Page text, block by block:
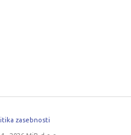
zasebnosti